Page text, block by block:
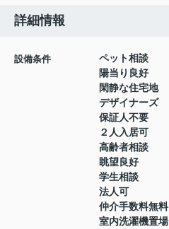
詳細情報
設備条件
ペット相談
陽当り良好
閑静な住宅地
デザイナーズ
保証人不要
２人入居可
高齢者相談
眺望良好
学生相談
法人可
仲介手数料無料
室内洗濯機置場